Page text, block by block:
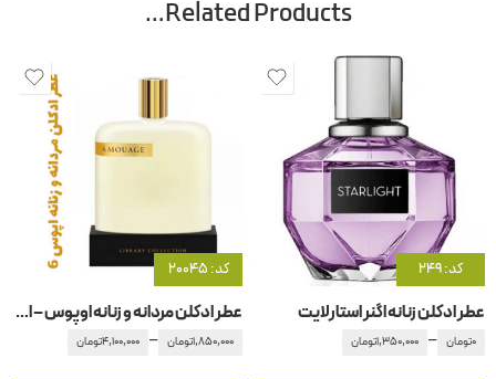
Related Products…
کد: 249
عطر ادکلن زنانه اگنر استارلایت
0تومان –
1,350,000تومان
کد: 20045
عطر ادکلن مردانه و زنانه اوپوس – اپوس 6 آمواج – آمواژ
1,850,000تومان –
4,100,000تومان